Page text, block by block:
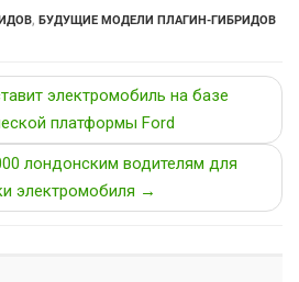
, БУДУЩИЕ МОДЕЛИ ПЛАГИН-ГИБРИДОВ
электромобиль на базе
платформы Ford
лондонским водителям для
электромобиля →